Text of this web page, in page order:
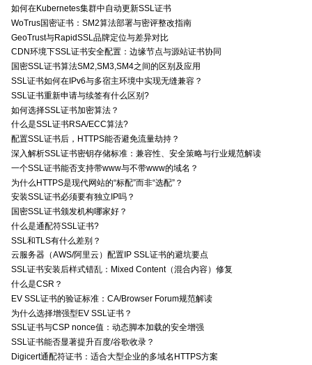
如何在Kubernetes集群中自动更新SSL证书
WoTrus国密证书：SM2算法部署与密评整改指南
GeoTrust与RapidSSL品牌定位与差异对比
CDN环境下SSL证书安全配置：边缘节点与源站证书协同
国密SSL证书算法SM2,SM3,SM4之间的区别及应用
SSL证书如何在IPv6与多宿主环境中实现无缝兼容？
SSL证书重新申请与续签有什么区别?
如何选择SSL证书加密算法？
什么是SSL证书RSA/ECC算法?
配置SSL证书后，HTTPS能否避免流量劫持？
深入解析SSL证书密钥存储标准：兼容性、安全策略与行业规范解读
一个SSL证书能否支持带www与不带www的域名？
为什么HTTPS是现代网站的“标配”而非“选配”？
安装SSL证书必须要有独立IP吗？
国密SSL证书颁发机构哪家好？
什么是通配符SSL证书?
SSL和TLS有什么差别？
云服务器（AWS/阿里云）配置IP SSL证书的避坑要点
SSL证书安装后样式错乱：Mixed Content（混合内容）修复
什么是CSR？
EV SSL证书的验证标准：CA/Browser Forum规范解读
为什么选择增强型EV SSL证书？
SSL证书与CSP nonce值：动态脚本加载的安全增强
SSL证书能否显著提升百度/谷歌收录？
Digicert通配符证书：适合大型企业的多域名HTTPS方案